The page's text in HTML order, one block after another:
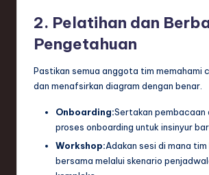
2. Pelatihan dan
Pengetahuan
Pastikan semua anggota tim memahami
dan menafsirkan diagram dengan benar.
Onboarding:Sertakan pembacaan
proses onboarding untuk insinyur
Workshop:Adakan sesi di mana
bersama melalui skenario